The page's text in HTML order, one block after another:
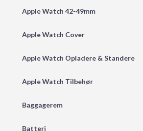
Apple Watch 42-49mm
Apple Watch Cover
Apple Watch Opladere & Standere
Apple Watch Tilbehør
Baggagerem
Batteri